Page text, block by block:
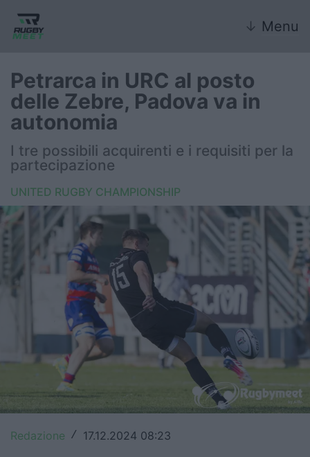
↓ Menu
Nazionale
Nazionali giovanili
Rugby Sevens
FIR
Internazionale
6 Nazioni
United Rugby Championship
Premiership
Champions Cup
Petrarca in URC al posto
delle Zebre, Padova va in
autonomia
I tre possibili acquirenti e i requisiti per la
partecipazione
UNITED RUGBY CHAMPIONSHIP
Redazione / 17.12.2024 08:23